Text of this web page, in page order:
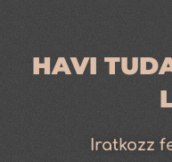
HAVI
Iratkozz